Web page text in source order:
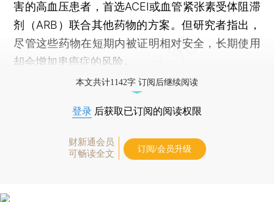
害的高血压患者，首选ACEI或血管紧张素受体阻滞
剂（ARB）联合其他药物的方案。但研究者指出，
尽管这些药物在短期内被证明相对安全，长期使用
却会增加患癌症的风险。
本文共计1142字 订阅后继续阅读
登录 后获取已订阅的阅读权限
财新通会员
可畅读全文
订阅/会员升级